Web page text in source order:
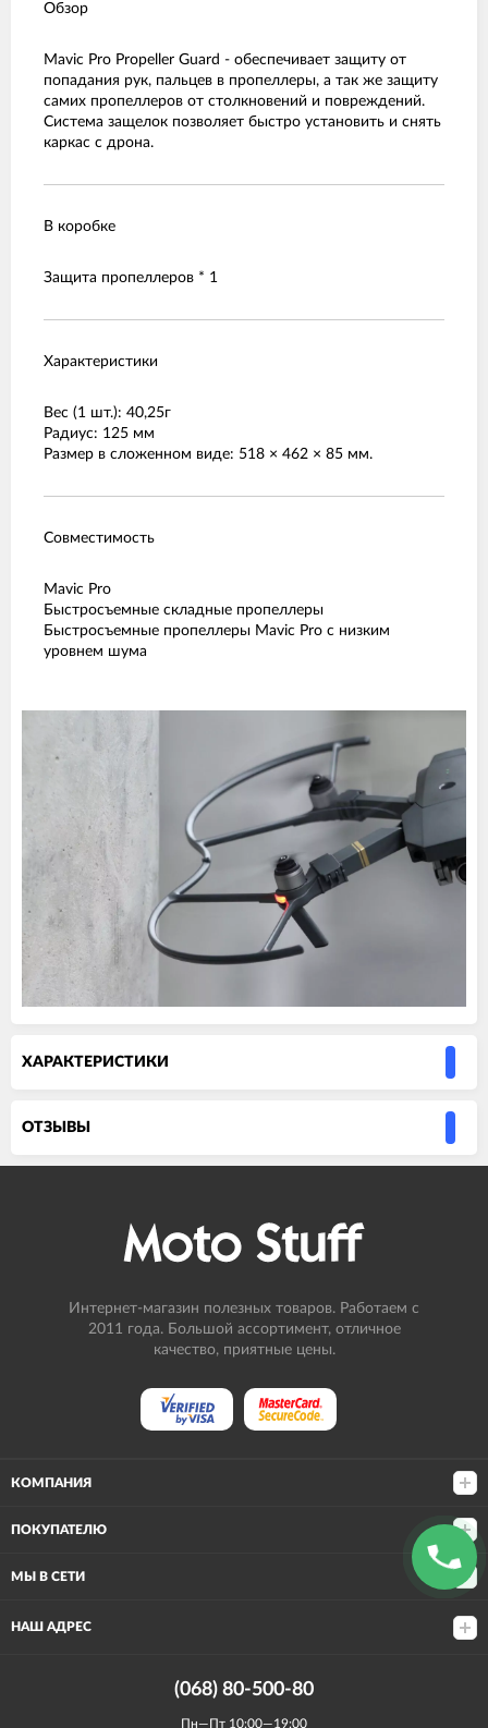
Обзор
Mavic Pro Propeller Guard - обеспечивает защиту от
попадания рук, пальцев в пропеллеры, а так же защиту
самих пропеллеров от столкновений и повреждений.
Система защелок позволяет быстро установить и снять
каркас с дрона.
В коробке
Защита пропеллеров * 1
Характеристики
Вес (1 шт.): 40,25г
Радиус: 125 мм
Размер в сложенном виде: 518 × 462 × 85 мм.
Совместимость
Mavic Pro
Быстросъемные складные пропеллеры
Быстросъемные пропеллеры Mavic Pro с низким
уровнем шума
ХАРАКТЕРИСТИКИ
ОТЗЫВЫ
Интернет-магазин полезных товаров. Работаем с
2011 года. Большой ассортимент, отличное
качество, приятные цены.
КОМПАНИЯ
ПОКУПАТЕЛЮ
МЫ В СЕТИ
НАШ АДРЕС
(068) 80-500-80
Пн—Пт 10:00—19:00